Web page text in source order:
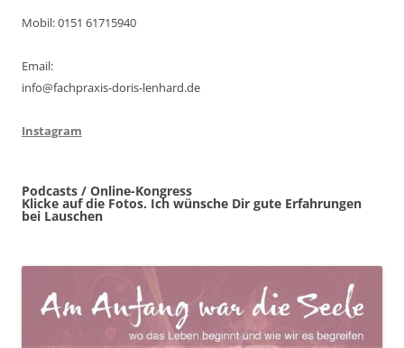
Mobil: 0151 61715940
Email:
info@fachpraxis-doris-lenhard.de
Instagram
Podcasts / Online-Kongress
Klicke auf die Fotos. Ich wünsche Dir gute Erfahrungen
bei Lauschen